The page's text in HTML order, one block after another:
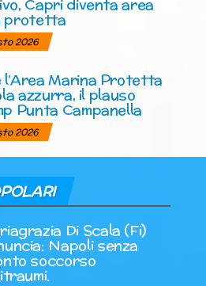
Capri diventa area
protetta
2026
l’Area Marina Protetta
azzurra, il plauso
Punta Campanella
2026
Di Scala (Fi)
Napoli senza
soccorso